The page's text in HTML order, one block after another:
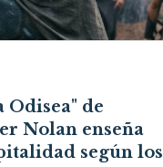
Odisea" de
Nolan enseña
según los